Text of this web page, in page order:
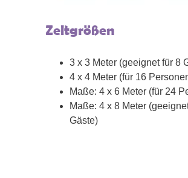
Zeltgrößen
3 x 3 Meter (geeignet für 8
4 x 4 Meter (für 16
Maße: 4 x 6 Meter (für 24
Maße: 4 x 8 Meter
Gäste)